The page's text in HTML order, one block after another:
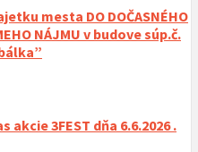
mesta DO DOČASNÉHO
NÁJMU v budove súp.č.
3FEST dňa 6.6.2026 .